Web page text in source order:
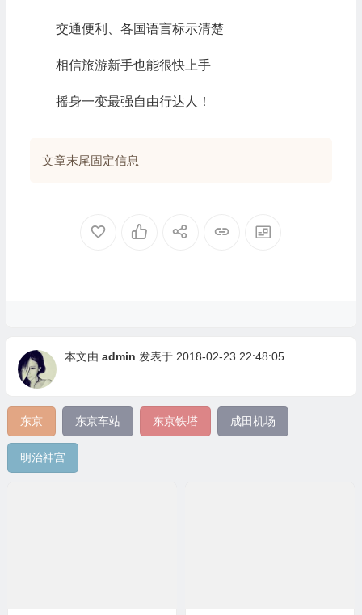
交通便利、各国语言标示清楚
相信旅游新手也能很快上手
摇身一变最强自由行达人！
文章末尾固定信息
本文由 admin 发表于 2018-02-23 22:48:05
东京 东京车站 东京铁塔 成田机场
明治神宫